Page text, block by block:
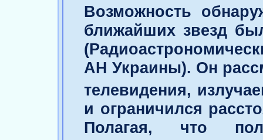
Возможность
ближайших звезд
АН Украины). Он
телевидения,
и ограничился
Полагая, что